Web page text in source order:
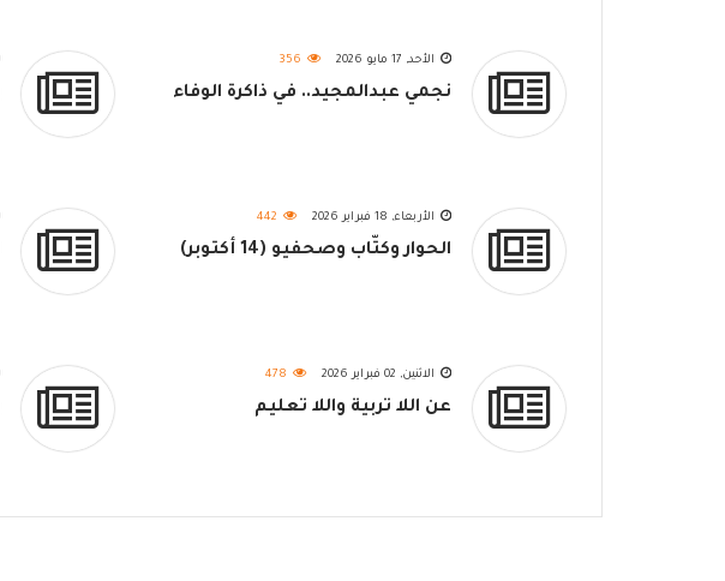
الأحد, 17 مايو 2026 356
نجمي عبدالمجيد.. في ذاكرة الوفاء
الأربعاء, 18 فبراير 2026 442
الحوار وكتّاب وصحفيو (14 أكتوبر)
الاثنين, 02 فبراير 2026 478
عن اللا تربية واللا تعليم